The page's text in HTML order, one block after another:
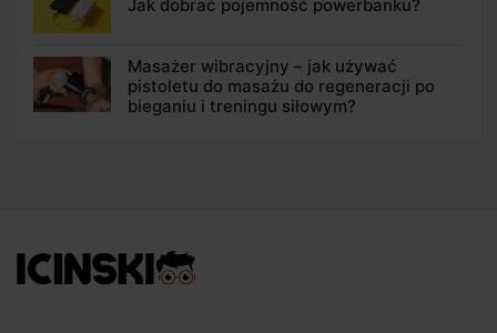
Jak dobrać pojemność powerbanku?
Masażer wibracyjny – jak używać
pistoletu do masażu do regeneracji po
bieganiu i treningu siłowym?